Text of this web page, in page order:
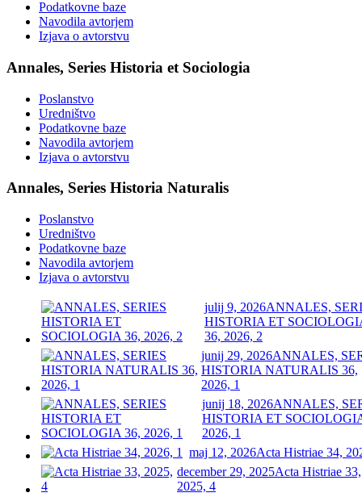
Podatkovne baze
Navodila avtorjem
Izjava o avtorstvu
Annales, Series Historia et Sociologia
Poslanstvo
Uredništvo
Podatkovne baze
Navodila avtorjem
Izjava o avtorstvu
Annales, Series Historia Naturalis
Poslanstvo
Uredništvo
Podatkovne baze
Navodila avtorjem
Izjava o avtorstvu
julij 9, 2026ANNALES,
HISTORIA ET
36, 2026, 2
junij 29, 2026ANNALES,
HISTORIA NATURALIS 36,
2026, 1
junij 18, 2026ANNALES,
HISTORIA ET
2026, 1
maj 12, 2026Acta Histriae 34,
december 29, 2025Acta Histriae 33,
2025, 4